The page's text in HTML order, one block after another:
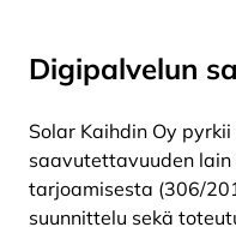
Digipalvelun
Solar Kaihdin Oy
saavutettavuuden
tarjoamisesta (306/
suunnittelu sekä